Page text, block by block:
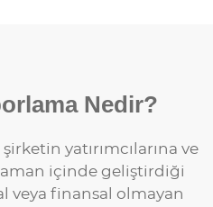
Nedir?
yatırımcılarına ve
içinde geliştirdiği
veya finansal olmayan